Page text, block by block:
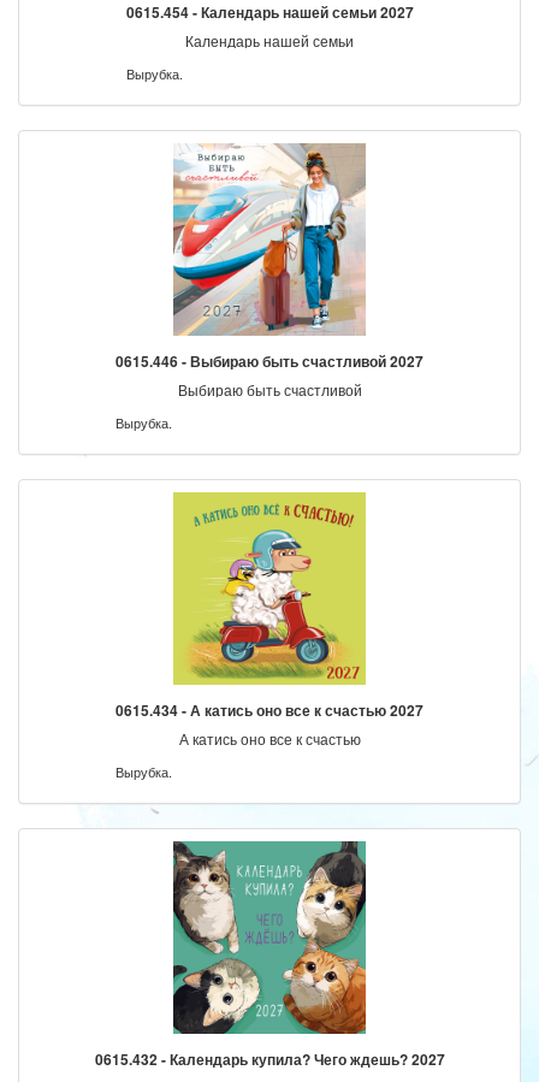
0615.454 - Календарь нашей семьи 2027
Календарь нашей семьи
Вырубка.
0615.446 - Выбираю быть счастливой 2027
Выбираю быть счастливой
Вырубка.
0615.434 - А катись оно все к счастью 2027
А катись оно все к счастью
Вырубка.
0615.432 - Календарь купила? Чего ждешь? 2027